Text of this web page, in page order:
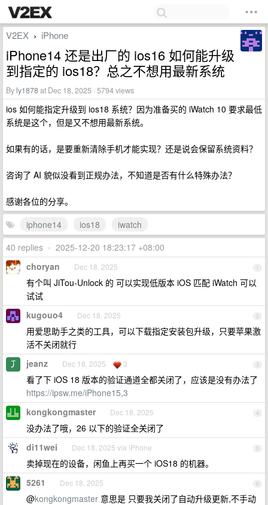
V2EX › iPhone
iPhone14 还是出厂的 ios16 如何能升级
到指定的 ios18？总之不想用最新系统
By ly1878at Dec 18, 2025 · 5794 views
ios 如何能指定升级到 ios18 系统？因为准备买的 iWatch 10 要求最低
系统是这个，但是又不想用最新系统。
如果有的话，是要重新清除手机才能实现？还是说会保留系统资料？
咨询了 AI 貌似没看到正规办法，不知道是否有什么特殊办法？
感谢各位的分享。
iphone14
ios18
iwatch
40 replies • 2025-12-20 18:23:17 +08:00
1
choryan Dec 18, 2025
有个叫 JiTou-Unlock 的 可以实现低版本 iOS 匹配 iWatch 可以
试试
2
kugouo4 Dec 18, 2025
用爱思助手之类的工具，可以下载指定安装包升级，只要苹果激
活不关闭就行
3
jeanz Dec 18, 2025 3
看了下 iOS 18 版本的验证通道全都关闭了，应该是没有办法了
https://ipsw.me/iPhone15,3
4
kongkongmaster Dec 18, 2025
没办法了哦，26 以下的验证全关闭了
5
di11wei Dec 18, 2025 via iPhone
卖掉现在的设备，闲鱼上再买一个 iOS18 的机器。
6
5261 Dec 18, 2025
@kongkongmaster 意思是 只要我关闭了自动升级更新,不手动